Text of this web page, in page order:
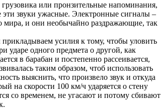
или пронзительные напоминания,
эти звуки ужасные. Электронные сигналы –
мира, и они необычайно раздражающие, так
усилия к тому, чтобы уловить
ударе одного предмета о другой, как
в барабан и постепенно рассеивается,
таким образом, чтоб использовать
выяснить, что произвело звук и откуда
на скорости 100 км/ч ударяется о стену
со временем, не угасают и потому сбивают